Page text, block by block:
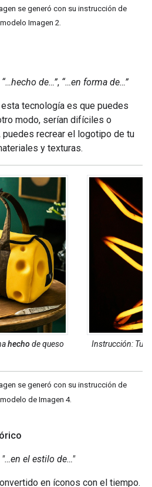
se generó con su instrucción de
Imagen 2.
“…hecho de…”, “…en forma de…”
tecnología es que puedes
modo, serían difíciles o
recrear el logotipo de tu
y texturas.
hechode queso Instrucción:
se generó con su instrucción de
de Imagen 4.
"…en el estilo de…"
en íconos con el tiempo.